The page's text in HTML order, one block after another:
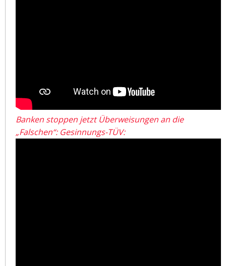
Banken stoppen jetzt Überweisungen an die
„Falschen“: Gesinnungs-TÜV: